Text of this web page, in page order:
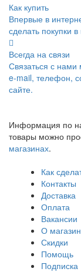
Как купить
Впервые в
сделать покупки
Всегда на связи
Связаться с
e-mail, телефон,
сайте.
Информация по
товары можно
магазинах.
Как
Контакты
Доставка
Оплата
Вакансии
О
Скидки
Помощь
Подписка